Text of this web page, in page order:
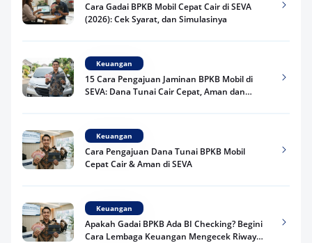
Cara Gadai BPKB Mobil Cepat Cair di SEVA
(2026): Cek Syarat, dan Simulasinya
Keuangan
15 Cara Pengajuan Jaminan BPKB Mobil di
SEVA: Dana Tunai Cair Cepat, Aman dan
Keuangan
Cara Pengajuan Dana Tunai BPKB Mobil
Cepat Cair & Aman di SEVA
Keuangan
Apakah Gadai BPKB Ada BI Checking? Begini
Cara Lembaga Keuangan Mengecek Riwayat